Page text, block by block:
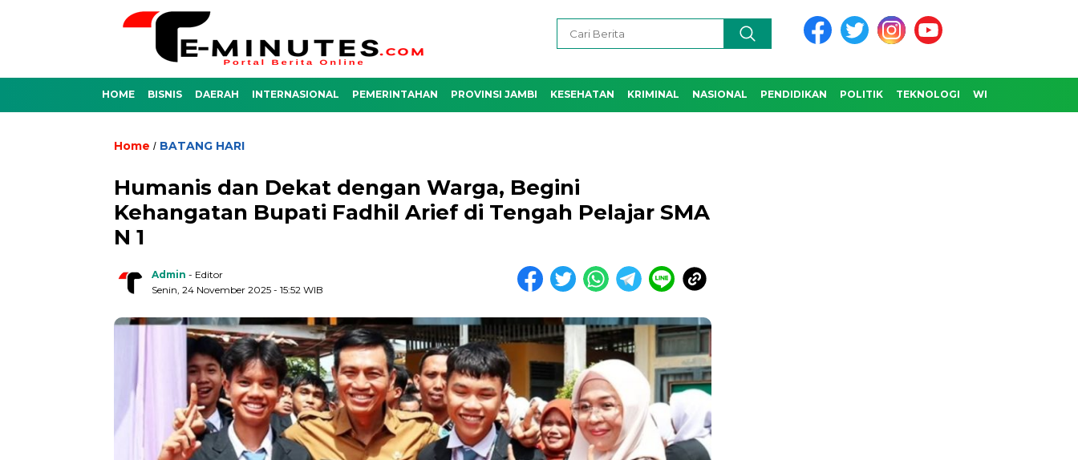
HOME BISNIS DAERAH INTERNASIONAL PEMERINTAHAN PROVINSI JAMBI KESEHATAN KRIMINAL NASIONAL PENDIDIKAN POLITIK TEKNOLOGI WISATA & BUDAYA
Home / BATANG HARI
Humanis dan Dekat dengan Warga, Begini
Kehangatan Bupati Fadhil Arief di Tengah Pelajar SMA
N 1
Admin - Editor
Senin, 24 November 2025 - 15:52 WIB